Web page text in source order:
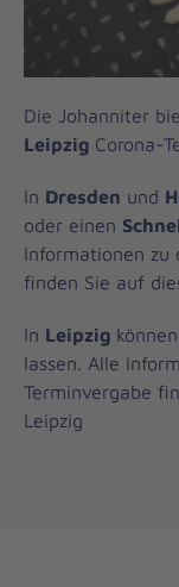
Die Johanniter
Leipzig Corona-
In Dresden und
oder einen
Informationen zu
finden Sie auf
In Leipzig
lassen. Alle
Terminvergabe
Leipzig